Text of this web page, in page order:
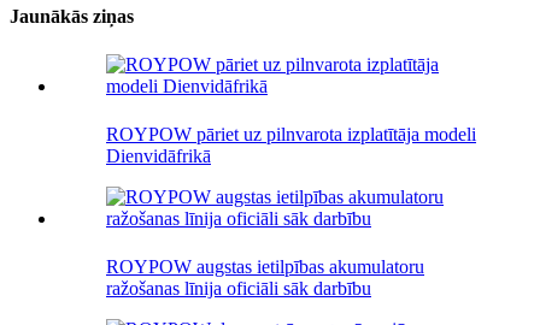
Jaunākās ziņas
ROYPOW pāriet uz pilnvarota izplatītāja modeli
Dienvidāfrikā
ROYPOW augstas ietilpības akumulatoru
ražošanas līnija oficiāli sāk darbību